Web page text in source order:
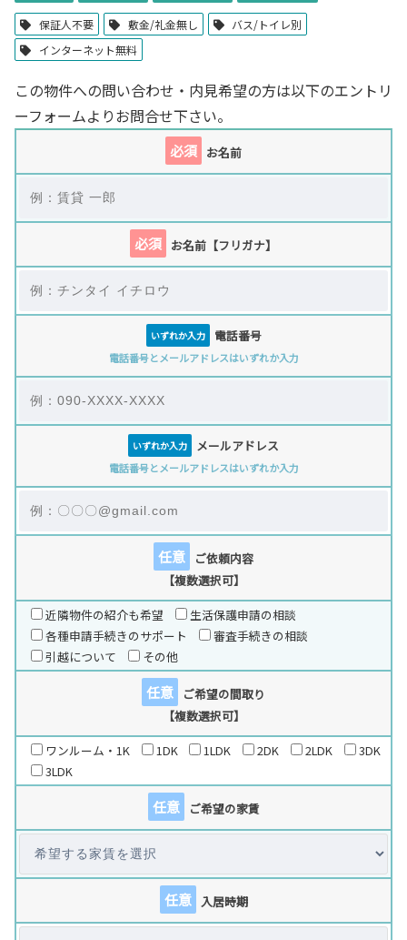
保証人不要 敷金/礼金無し
バス/トイレ別
インターネット無料
この物件への問い合わせ・内見希望の方は以下のエントリ
ーフォームよりお問合せ下さい。
必須 お名前
必須 お名前【フリガナ】
いずれか入力 電話番号
電話番号とメールアドレスはいずれか入力
いずれか入力 メールアドレス
電話番号とメールアドレスはいずれか入力
任意
ご依頼内容
【複数選択可】
近隣物件の紹介も希望
生活保護申請の相談
各種申請手続きのサポート
審査手続きの相談
引越について
その他
任意
ご希望の間取り
【複数選択可】
ワンルーム・1K
1DK 1LDK 2DK 2LDK
3DK
3LDK
任意 ご希望の家賃
任意 入居時期